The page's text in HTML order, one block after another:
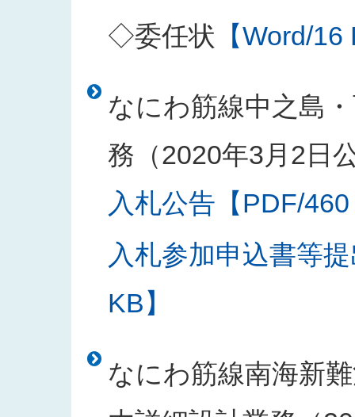
◇委任状 【Word/
なにわ筋線中之島
務（2020年3月2日
入札公告【PDF/
入札参加申込書等
KB】
なにわ筋線南海新